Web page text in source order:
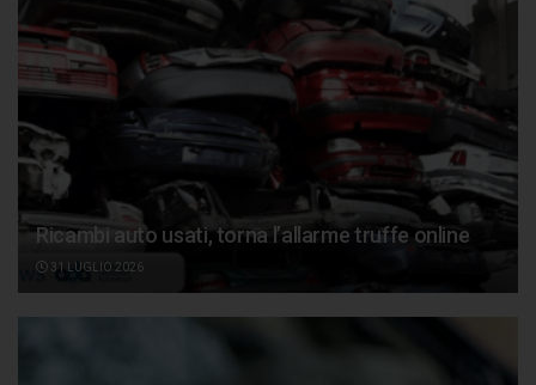
Ricambi auto usati, torna l’allarme truffe online
31 LUGLIO 2026